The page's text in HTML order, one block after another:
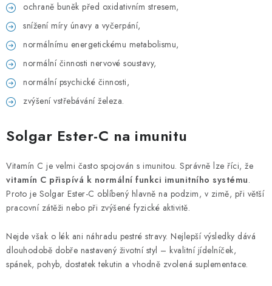
ochraně buněk před oxidativním stresem,
snížení míry únavy a vyčerpání,
normálnímu energetickému metabolismu,
normální činnosti nervové soustavy,
normální psychické činnosti,
zvýšení vstřebávání železa.
Solgar Ester-C na imunitu
Vitamín C je velmi často spojován s imunitou. Správně lze říci, že
vitamín C přispívá k normální funkci imunitního systému.
Proto je Solgar Ester-C oblíbený hlavně na podzim, v zimě, při větší
pracovní zátěži nebo při zvýšené fyzické aktivitě.
Nejde však o lék ani náhradu pestré stravy. Nejlepší výsledky dává
dlouhodobě dobře nastavený životní styl – kvalitní jídelníček,
spánek, pohyb, dostatek tekutin a vhodně zvolená suplementace.